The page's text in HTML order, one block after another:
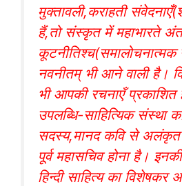
मुक्तावली,कराहती
हैं,तो संस्कृत में महाभारते
नवनीतम् भी आने वाली है।
भी आपकी रचनाएँ प्रकाशित
उपलब्धि-साहित्यिक संस्था
सदस्य,मानद कवि से
पूर्व महासचिव होना है।
हिन्दी साहित्य का विशेषकर